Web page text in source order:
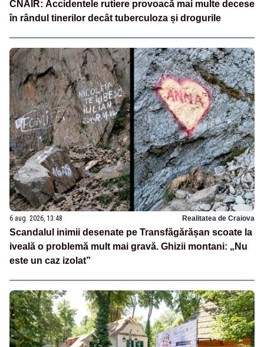
CNAIR: Accidentele rutiere provoacă mai multe decese
în rândul tinerilor decât tuberculoza și drogurile
6 aug. 2026, 13:48 Realitatea de Craiova
Scandalul inimii desenate pe Transfăgărășan scoate la
iveală o problemă mult mai gravă. Ghizii montani: „Nu
este un caz izolat”